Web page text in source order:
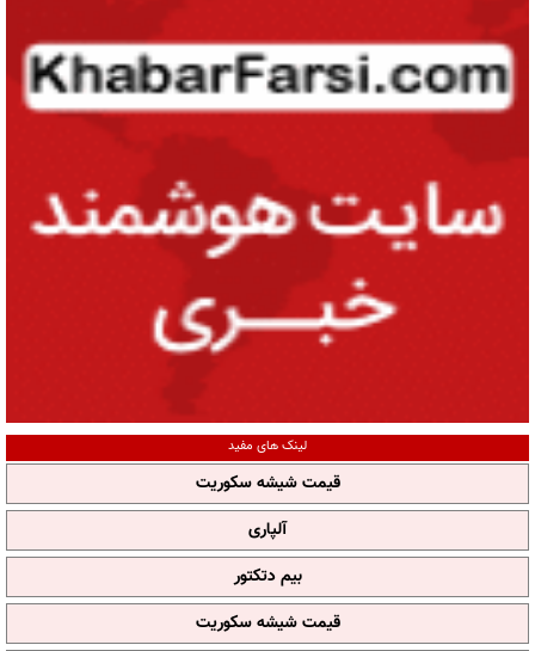
لینک های مفید
قیمت شیشه سکوریت
آلپاری
بیم دتکتور
قیمت شیشه سکوریت